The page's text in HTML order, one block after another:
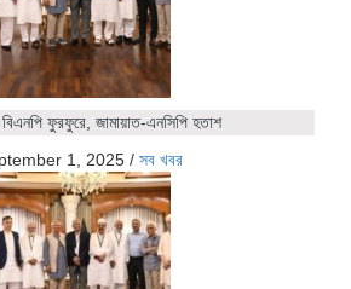
ফুরফুরে, জামায়াত-এনসিপি হতাশ
1, 2025 / সব খবর